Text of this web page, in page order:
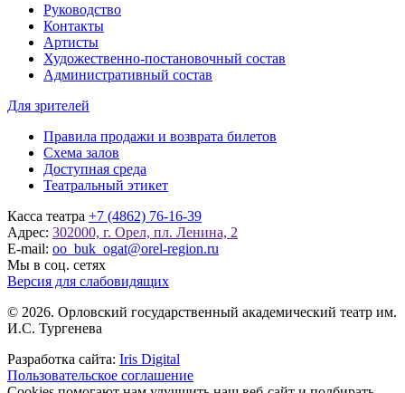
Руководство
Контакты
Артисты
Художественно-постановочный состав
Административный состав
Для зрителей
Правила продажи и возврата билетов
Схема залов
Доступная среда
Театральный этикет
Касса театра +7 (4862) 76-16-39
Адрес: 302000, г. Орел, пл. Ленина, 2
E-mail: oo_buk_ogat@orel-region.ru
Мы в соц. сетях
Версия для слабовидящих
© 2026. Орловский государственный академический театр им.
И.С. Тургенева
Разработка сайта: Iris Digital
Пользовательское соглашение